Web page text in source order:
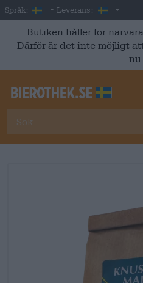
Skip to main content
Språk: Swedish
Leverans: Sverige
Butiken håller för
Därför är det inte möjligt
nu.